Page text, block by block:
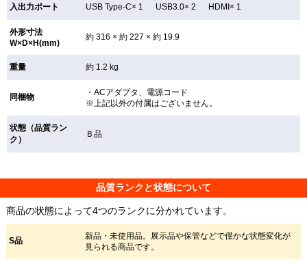
入出力ポート USB Type-C× 1 USB3.0× 2 HDMI× 1
外形寸法
W×D×H(mm)
約 316 × 約 227 × 約 19.9
重量 約 1.2 kg
同梱物
・ACアダプタ、電源コード
※上記以外の付属はございません。
状態（品質ラン
ク）
Ｂ品
品質ランクと状態について
商品の状態によって4つのランクに分かれています。
S品
新品・未使用品。展示品や保管などで僅かな状態変化が
見られる商品です。